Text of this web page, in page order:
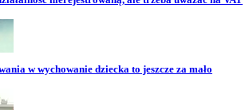
w wychowanie dziecka to jeszcze za mało